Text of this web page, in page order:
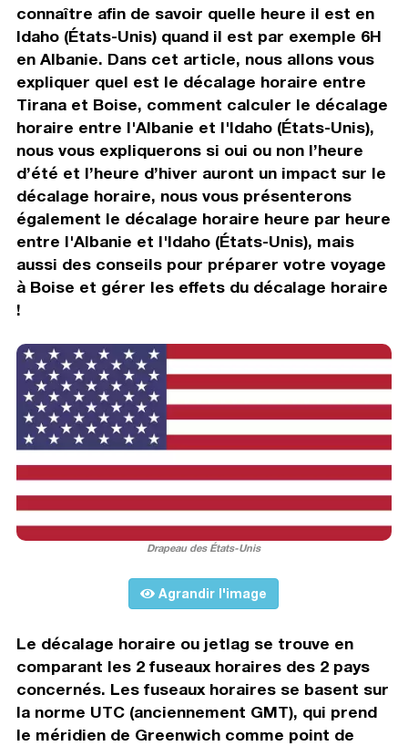
connaître afin de savoir quelle heure il est en
Idaho (États-Unis) quand il est par exemple 6H
en Albanie. Dans cet article, nous allons vous
expliquer quel est le décalage horaire entre
Tirana et Boise, comment calculer le décalage
horaire entre l'Albanie et l'Idaho (États-Unis),
nous vous expliquerons si oui ou non l’heure
d’été et l’heure d’hiver auront un impact sur le
décalage horaire, nous vous présenterons
également le décalage horaire heure par heure
entre l'Albanie et l'Idaho (États-Unis), mais
aussi des conseils pour préparer votre voyage
à Boise et gérer les effets du décalage horaire
!
Drapeau des États-Unis
Agrandir l'image
Le décalage horaire ou jetlag se trouve en
comparant les 2 fuseaux horaires des 2 pays
concernés. Les fuseaux horaires se basent sur
la norme UTC (anciennement GMT), qui prend
le méridien de Greenwich comme point de